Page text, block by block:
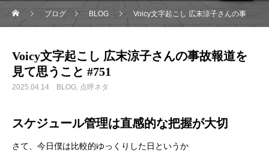
ブログ BLOG Voicy文字起こし 広末涼子さんの事故報道を見て思うこと #751
Voicy文字起こし 広末涼子さんの事故報道を
見て思うこと #751
2025.04.14 BLOG 点呼ネタ
スケジュール管理は直感的な把握が大切
さて、今日僕は比較的ゆっくりした日というか